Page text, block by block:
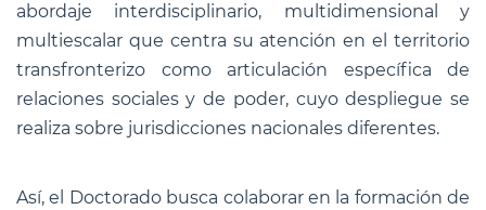
abordaje interdisciplinario, multidimensional y
multiescalar que centra su atención en el territorio
transfronterizo como articulación específica de
relaciones sociales y de poder, cuyo despliegue se
realiza sobre jurisdicciones nacionales diferentes.
Así, el Doctorado busca colaborar en la formación de